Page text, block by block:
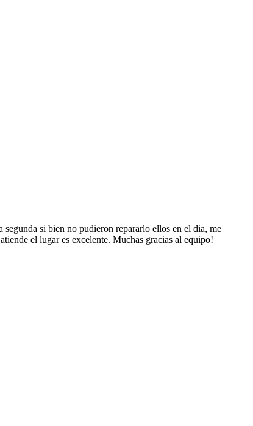
si bien no pudieron repararlo ellos en el dia, me
el lugar es excelente. Muchas gracias al equipo!